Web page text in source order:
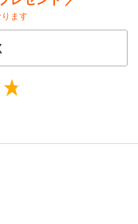
ます